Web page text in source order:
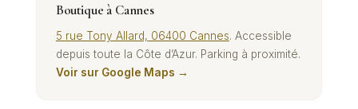
Boutique à Cannes
5 rue Tony Allard, 06400 Cannes. Accessible
depuis toute la Côte d’Azur. Parking à proximité.
Voir sur Google Maps →